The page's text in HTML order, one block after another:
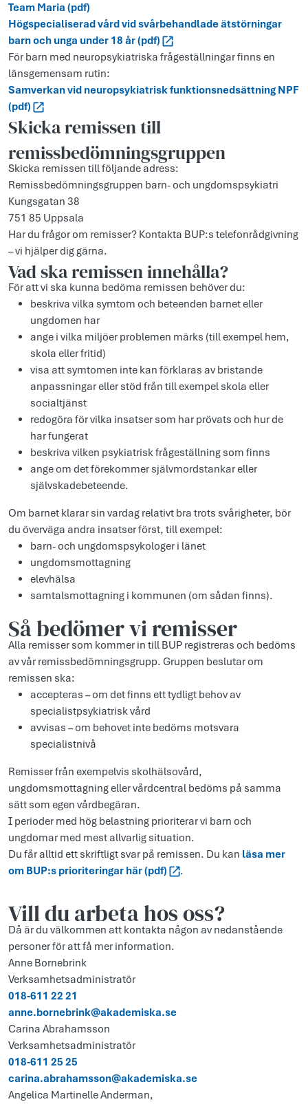
Team Maria (pdf)
Högspecialiserad vård vid svårbehandlade ätstörningar
barn och unga under 18 år (pdf)
För barn med neuropsykiatriska frågeställningar finns en
länsgemensam rutin:
Samverkan vid neuropsykiatrisk funktionsnedsättning NPF
(pdf)
Skicka remissen till
remissbedömningsgruppen
Skicka remissen till följande adress:
Remissbedömningsgruppen barn- och ungdomspsykiatri
Kungsgatan 38
751 85 Uppsala
Har du frågor om remisser? Kontakta BUP:s telefonrådgivning
– vi hjälper dig gärna.
Vad ska remissen innehålla?
För att vi ska kunna bedöma remissen behöver du:
beskriva vilka symtom och beteenden barnet eller
ungdomen har
ange i vilka miljöer problemen märks (till exempel hem,
skola eller fritid)
visa att symtomen inte kan förklaras av bristande
anpassningar eller stöd från till exempel skola eller
socialtjänst
redogöra för vilka insatser som har prövats och hur de
har fungerat
beskriva vilken psykiatrisk frågeställning som finns
ange om det förekommer självmordstankar eller
självskadebeteende.
Om barnet klarar sin vardag relativt bra trots svårigheter, bör
du överväga andra insatser först, till exempel:
barn- och ungdomspsykologer i länet
ungdomsmottagning
elevhälsa
samtalsmottagning i kommunen (om sådan finns).
Så bedömer vi remisser
Alla remisser som kommer in till BUP registreras och bedöms
av vår remissbedömningsgrupp. Gruppen beslutar om
remissen ska:
accepteras – om det finns ett tydligt behov av
specialistpsykiatrisk vård
avvisas – om behovet inte bedöms motsvara
specialistnivå
Remisser från exempelvis skolhälsovård,
ungdomsmottagning eller vårdcentral bedöms på samma
sätt som egen vårdbegäran.
I perioder med hög belastning prioriterar vi barn och
ungdomar med mest allvarlig situation.
Du får alltid ett skriftligt svar på remissen. Du kan läsa mer
om BUP:s prioriteringar här (pdf)
.
Vill du arbeta hos oss?
Då är du välkommen att kontakta någon av nedanstående
personer för att få mer information.
Anne Bornebrink
Verksamhetsadministratör
018-611 22 21
anne.bornebrink@akademiska.se
Carina Abrahamsson
Verksamhetsadministratör
018-611 25 25
carina.abrahamsson@akademiska.se
Angelica Martinelle Anderman,